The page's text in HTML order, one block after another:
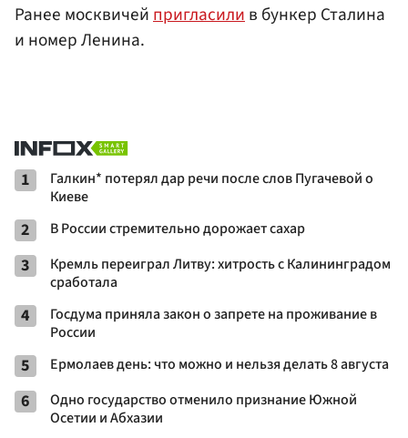
Ранее москвичейпригласилив бункер Сталина
и номер Ленина.
1
Галкин* потерял дар речи после слов Пугачевой о
Киеве
2 В России стремительно дорожает сахар
3
Кремль переиграл Литву: хитрость с Калининградом
сработала
4
Госдума приняла закон о запрете на проживание в
России
5 Ермолаев день: что можно и нельзя делать 8 августа
6
Одно государство отменило признание Южной
Осетии и Абхазии